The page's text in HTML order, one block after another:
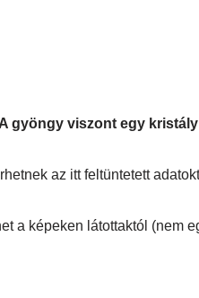
gyöngy viszont egy
az itt feltüntetett
a képeken látottaktól (nem